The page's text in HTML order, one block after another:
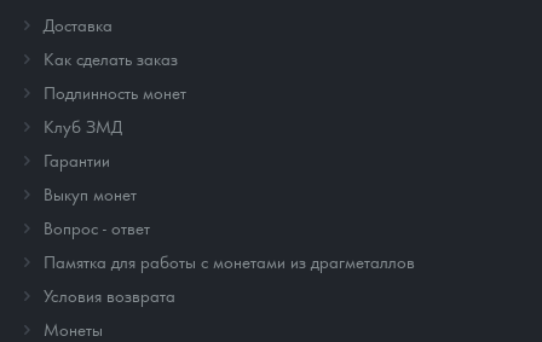
Доставка
Как сделать заказ
Подлинность монет
Клуб ЗМД
Гарантии
Выкуп монет
Вопрос - ответ
Памятка для работы с монетами из драгметаллов
Условия возврата
Монеты